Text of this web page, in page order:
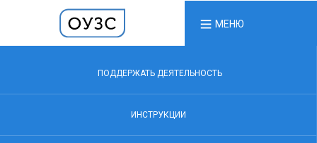
МЕНЮ
ПОДДЕРЖАТЬ ДЕЯТЕЛЬНОСТЬ
ИНСТРУКЦИИ